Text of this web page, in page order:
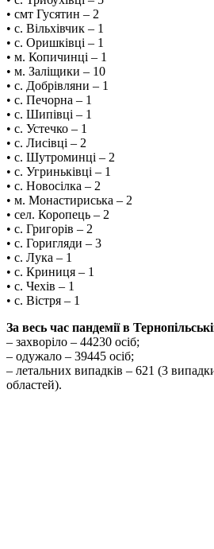
• смт Гусятин – 2
• с. Вільхівчик – 1
• с. Оришківці – 1
• м. Копичинці – 1
• м. Заліщики – 10
• с. Добрівляни – 1
• с. Печорна – 1
• с. Шипівці – 1
• с. Устечко – 1
• с. Лисівці – 2
• с. Шутроминці – 2
• с. Угриньківці – 1
• с. Новосілка – 2
• м. Монастириська – 2
• сел. Коропець – 2
• с. Григорів – 2
• с. Горигляди – 3
• с. Лука – 1
• с. Криниця – 1
• с. Чехів – 1
• с. Вістря – 1
За весь час пандемії в
– захворіло – 44230 осіб;
– одужало – 39445 осіб;
– летальних випадків – 621 (3
областей).